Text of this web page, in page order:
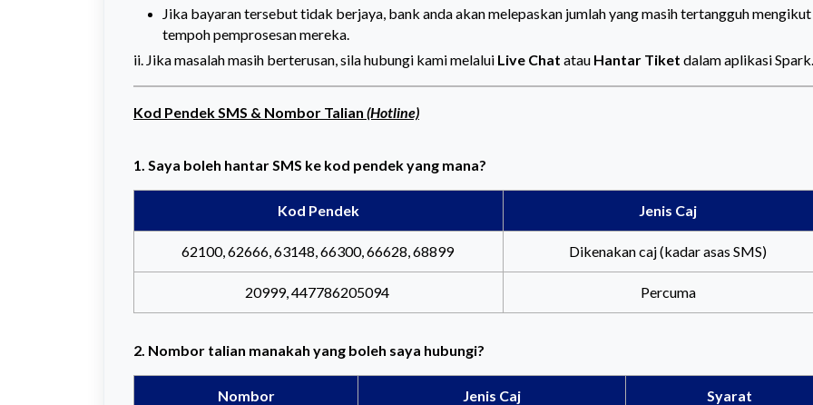
Jika bayaran tersebut tidak berjaya, bank anda akan melepaskan jumlah yang masih tertangguh mengikut
tempoh pemprosesan mereka.
ii. Jika masalah masih berterusan, sila hubungi kami melalui Live Chat atau Hantar Tiket dalam aplikasi
Kod Pendek SMS & Nombor Talian (Hotline)
1. Saya boleh hantar SMS ke kod pendek yang mana?
Kod Pendek Jenis Caj
62100, 62666, 63148, 66300, 66628, 68899 Dikenakan caj (kadar asas SMS)
20999, 447786205094 Percuma
2. Nombor talian manakah yang boleh saya hubungi?
Nombor Jenis Caj Syarat